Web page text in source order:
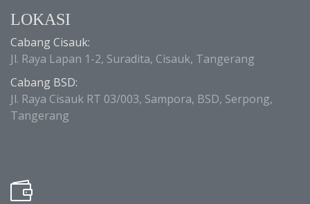
LOKASI
Cabang Cisauk:
Jl. Raya Lapan 1-2, Suradita, Cisauk, Tangerang
Cabang BSD:
Jl. Raya Cisauk RT 03/003, Sampora, BSD, Serpong,
Tangerang